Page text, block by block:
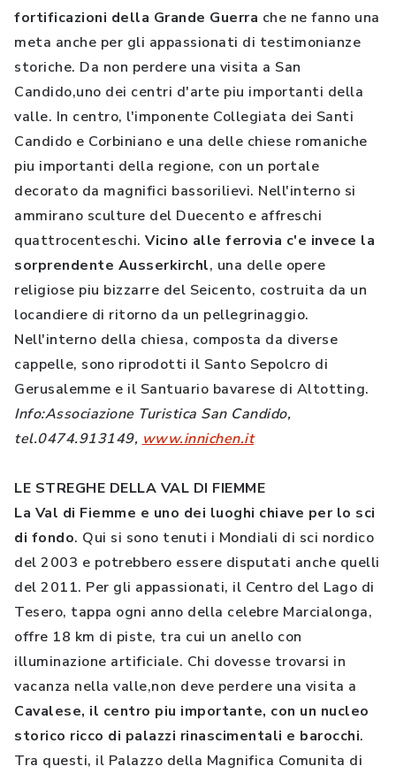
fortificazioni della Grande Guerra che ne fanno una
meta anche per gli appassionati di testimonianze
storiche. Da non perdere una visita a San
Candido,uno dei centri d'arte piu importanti della
valle. In centro, l'imponente Collegiata dei Santi
Candido e Corbiniano e una delle chiese romaniche
piu importanti della regione, con un portale
decorato da magnifici bassorilievi. Nell'interno si
ammirano sculture del Duecento e affreschi
quattrocenteschi. Vicino alle ferrovia c'e invece la
sorprendente Ausserkirchl, una delle opere
religiose piu bizzarre del Seicento, costruita da un
locandiere di ritorno da un pellegrinaggio.
Nell'interno della chiesa, composta da diverse
cappelle, sono riprodotti il Santo Sepolcro di
Gerusalemme e il Santuario bavarese di Altotting.
Info:Associazione Turistica San Candido,
tel.0474.913149, www.innichen.it
LE STREGHE DELLA VAL DI FIEMME
La Val di Fiemme e uno dei luoghi chiave per lo sci
di fondo. Qui si sono tenuti i Mondiali di sci nordico
del 2003 e potrebbero essere disputati anche quelli
del 2011. Per gli appassionati, il Centro del Lago di
Tesero, tappa ogni anno della celebre Marcialonga,
offre 18 km di piste, tra cui un anello con
illuminazione artificiale. Chi dovesse trovarsi in
vacanza nella valle,non deve perdere una visita a
Cavalese, il centro piu importante, con un nucleo
storico ricco di palazzi rinascimentali e barocchi.
Tra questi, il Palazzo della Magnifica Comunita di